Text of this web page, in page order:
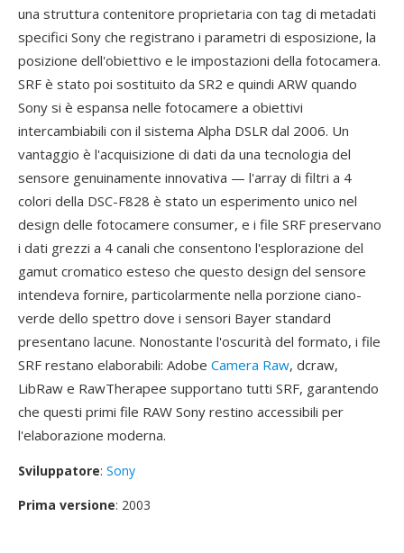
una struttura contenitore proprietaria con tag di metadati
specifici Sony che registrano i parametri di esposizione, la
posizione dell'obiettivo e le impostazioni della fotocamera.
SRF è stato poi sostituito da SR2 e quindi ARW quando
Sony si è espansa nelle fotocamere a obiettivi
intercambiabili con il sistema Alpha DSLR dal 2006. Un
vantaggio è l'acquisizione di dati da una tecnologia del
sensore genuinamente innovativa — l'array di filtri a 4
colori della DSC-F828 è stato un esperimento unico nel
design delle fotocamere consumer, e i file SRF preservano
i dati grezzi a 4 canali che consentono l'esplorazione del
gamut cromatico esteso che questo design del sensore
intendeva fornire, particolarmente nella porzione ciano-
verde dello spettro dove i sensori Bayer standard
presentano lacune. Nonostante l'oscurità del formato, i file
SRF restano elaborabili: Adobe Camera Raw, dcraw,
LibRaw e RawTherapee supportano tutti SRF, garantendo
che questi primi file RAW Sony restino accessibili per
l'elaborazione moderna.
Sviluppatore: Sony
Prima versione: 2003